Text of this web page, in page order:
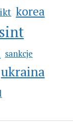
korea
sankcje
ukraina